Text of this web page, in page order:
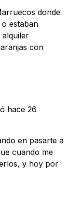
donde
estaban
alquiler
con
hace 26
en pasarte a
cuando me
y hoy por